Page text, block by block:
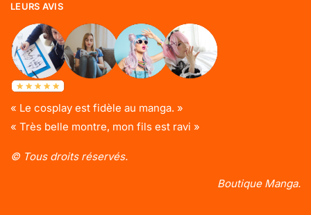
LEURS AVIS
« Le cosplay est fidèle au manga. »
« Très belle montre, mon fils est ravi »
© Tous droits réservés.
Boutique Manga.